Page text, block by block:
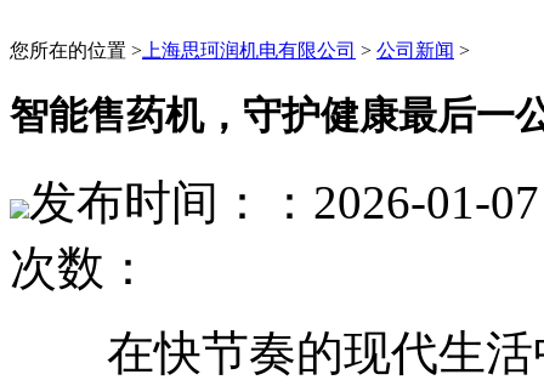
您所在的位置 > 上海思珂润机电有限公司 > 公司新闻 >
智能售药机，守护健康最后一
发布时间：：2026-01-
次数：
在快节奏的现代生活